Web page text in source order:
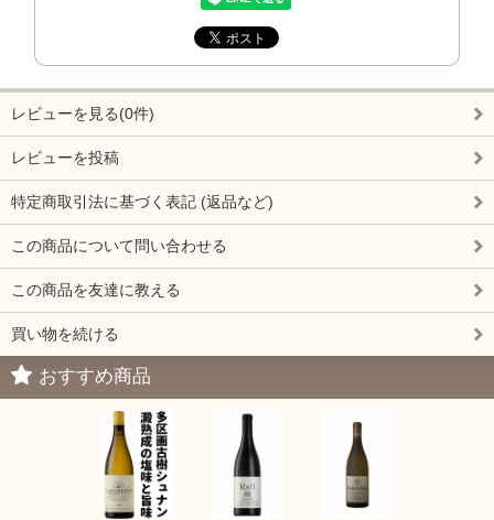
レビューを見る(0件)
レビューを投稿
特定商取引法に基づく表記 (返品など)
この商品について問い合わせる
この商品を友達に教える
買い物を続ける
おすすめ商品